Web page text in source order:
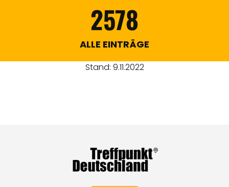
2578
ALLE EINTRÄGE
Stand: 9.11.2022